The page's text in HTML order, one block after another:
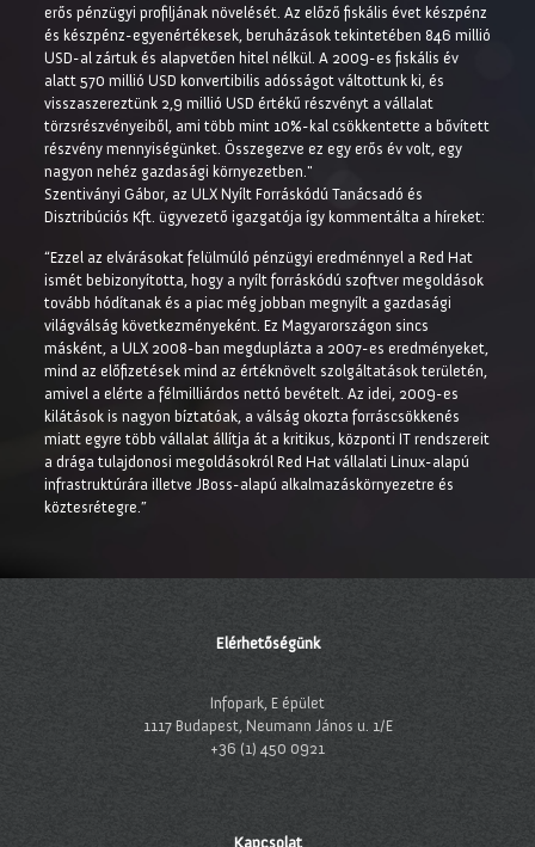
erős pénzügyi profiljának növelését. Az előző fiskális évet készpénz
és készpénz-egyenértékesek, beruházások tekintetében 846 millió
USD-al zártuk és alapvetően hitel nélkül. A 2009-es fiskális év
alatt 570 millió USD konvertibilis adósságot váltottunk ki, és
visszaszereztünk 2,9 millió USD értékű részvényt a vállalat
törzsrészvényeiből, ami több mint 10%-kal csökkentette a bővített
részvény mennyiségünket. Összegezve ez egy erős év volt, egy
nagyon nehéz gazdasági környezetben."
Szentiványi Gábor, az ULX Nyílt Forráskódú Tanácsadó és
Disztribúciós Kft. ügyvezető igazgatója így kommentálta a híreket:
“Ezzel az elvárásokat felülmúló pénzügyi eredménnyel a Red Hat
ismét bebizonyította, hogy a nyílt forráskódú szoftver megoldások
tovább hódítanak és a piac még jobban megnyílt a gazdasági
világválság következményeként. Ez Magyarországon sincs
másként, a ULX 2008-ban megduplázta a 2007-es eredményeket,
mind az előfizetések mind az értéknövelt szolgáltatások területén,
amivel a elérte a félmilliárdos nettó bevételt. Az idei, 2009-es
kilátások is nagyon bíztatóak, a válság okozta forráscsökkenés
miatt egyre több vállalat állítja át a kritikus, központi IT rendszereit
a drága tulajdonosi megoldásokról Red Hat vállalati Linux-alapú
infrastruktúrára illetve JBoss-alapú alkalmazáskörnyezetre és
köztesrétegre.”
Elérhetőségünk
Infopark, E épület
1117 Budapest, Neumann János u. 1/E
+36 (1) 450 0921
Kapcsolat